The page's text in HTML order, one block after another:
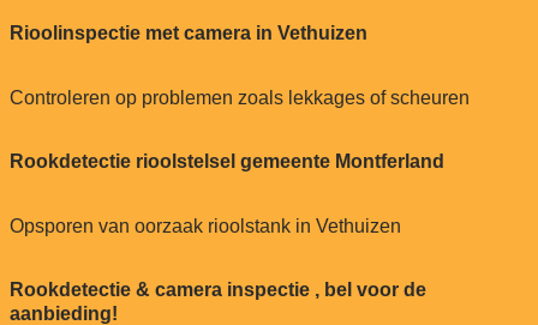
Rioolinspectie met camera in Vethuizen
Controleren op problemen zoals lekkages of scheuren
Rookdetectie rioolstelsel gemeente Montferland
Opsporen van oorzaak rioolstank in Vethuizen
Rookdetectie & camera inspectie , bel voor de
aanbieding!